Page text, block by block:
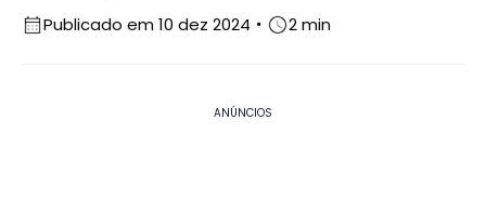
Publicado em 10 dez 2024 2 min
ANÚNCIOS